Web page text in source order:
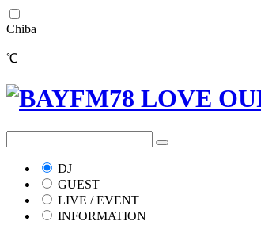
Chiba
℃
DJ
GUEST
LIVE / EVENT
INFORMATION